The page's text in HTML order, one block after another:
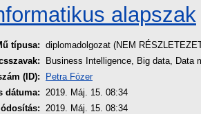
alapszak
típusa: diplomadolgozat (NEM
Business Intelligence, Big data, Data
(ID):
Petra Fózer
dátuma:
2019. Máj. 15. 08:34
2019. Máj. 15. 08:34